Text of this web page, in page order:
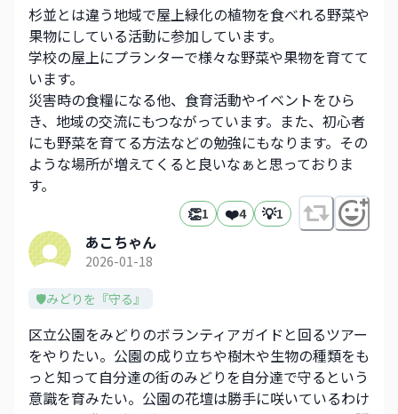
杉並とは違う地域で屋上緑化の植物を食べれる野菜や
果物にしている活動に参加しています。
学校の屋上にプランターで様々な野菜や果物を育てて
います。
災害時の食糧になる他、食育活動やイベントをひら
き、地域の交流にもつながっています。また、初心者
にも野菜を育てる方法などの勉強にもなります。その
ような場所が増えてくると良いなぁと思っておりま
す。
👏1 ❤️4 💡1
あこちゃん
2026-01-18
🛡️みどりを『守る』
区立公園をみどりのボランティアガイドと回るツアー
をやりたい。公園の成り立ちや樹木や生物の種類をも
っと知って自分達の街のみどりを自分達で守るという
意識を育みたい。公園の花壇は勝手に咲いているわけ